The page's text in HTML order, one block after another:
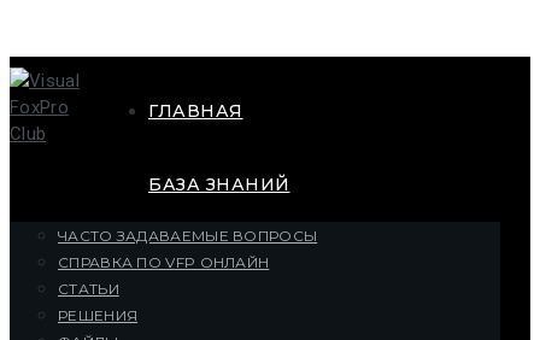
ГЛАВНАЯ
БАЗА ЗНАНИЙ
ЧАСТО ЗАДАВАЕМЫЕ ВОПРОСЫ
СПРАВКА ПО VFP ОНЛАЙН
СТАТЬИ
РЕШЕНИЯ